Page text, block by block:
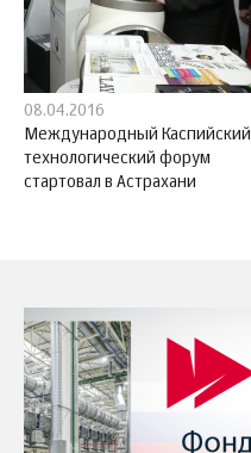
08.04.2016
Международный Каспийский
технологический форум
стартовал в Астрахани